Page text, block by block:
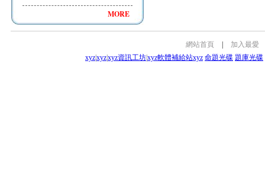
MORE
網站首頁
加入最愛
xyzxyzxyz資訊工坊xyz軟體補給站xyz 命題光碟 題庫光碟